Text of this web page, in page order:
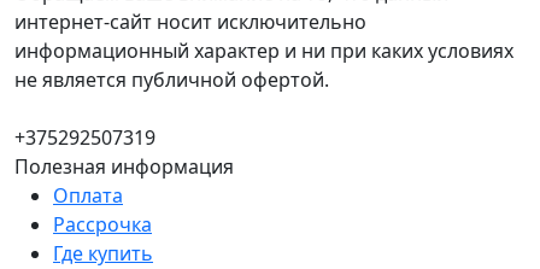
интернет-сайт носит исключительно
информационный характер и ни при каких условиях
не является публичной офертой.
+375292507319
Полезная информация
Оплата
Рассрочка
Где купить